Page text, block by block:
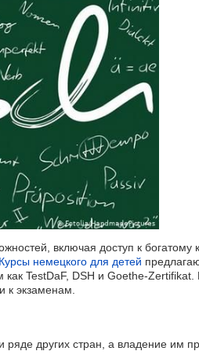
включая доступ к богатому
Курсы немецкого для детей
TestDaF, DSH и Goethe-
к экзаменам.
других стран, а владение им